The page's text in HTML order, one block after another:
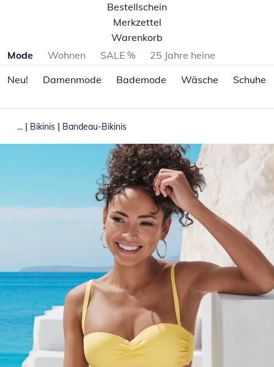
Bestellschein
Merkzettel
Warenkorb
Produktkategorien überspringen
Mode Wohnen SALE %
25 Jahre heine
Neu!
Damenmode Bademode Wäsche Schuhe
... | Bikinis | Bandeau-Bikinis